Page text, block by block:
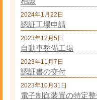
2024年1月22日
認証工場申請
2023年12月5日
自動車整備工場
2023年11月7日
認証書の交付
2023年10月31日
電子制御装置の特定